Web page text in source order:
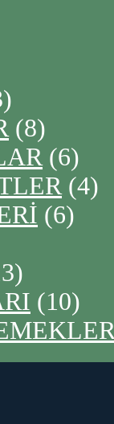
(8)
(6)
(4)
(6)
(10)